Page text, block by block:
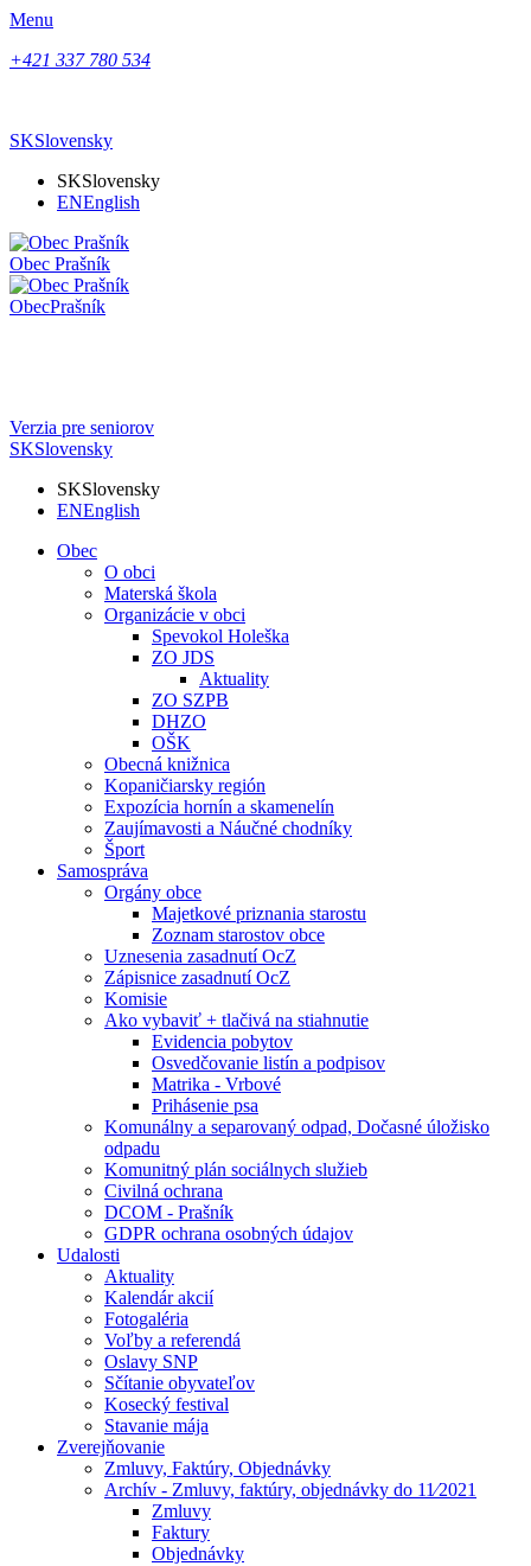
Menu
+421 337 780 534
SKSlovensky
SKSlovensky
ENEnglish
Obec Prašník
ObecPrašník
Verzia pre seniorov
SKSlovensky
SKSlovensky
ENEnglish
Obec
O obci
Materská škola
Organizácie v obci
Spevokol Holeška
ZO JDS
Aktuality
ZO SZPB
DHZO
OŠK
Obecná knižnica
Kopaničiarsky región
Expozícia hornín a skamenelín
Zaujímavosti a Náučné chodníky
Šport
Samospráva
Orgány obce
Majetkové priznania starostu
Zoznam starostov obce
Uznesenia zasadnutí OcZ
Zápisnice zasadnutí OcZ
Komisie
Ako vybaviť + tlačivá na stiahnutie
Evidencia pobytov
Osvedčovanie listín a podpisov
Matrika - Vrbové
Prihásenie psa
Komunálny a separovaný odpad, Dočasné úložisko
odpadu
Komunitný plán sociálnych služieb
Civilná ochrana
DCOM - Prašník
GDPR ochrana osobných údajov
Udalosti
Aktuality
Kalendár akcií
Fotogaléria
Voľby a referendá
Oslavy SNP
Sčítanie obyvateľov
Kosecký festival
Stavanie mája
Zverejňovanie
Zmluvy, Faktúry, Objednávky
Archív - Zmluvy, faktúry, objednávky do 11⁄2021
Zmluvy
Faktury
Objednávky